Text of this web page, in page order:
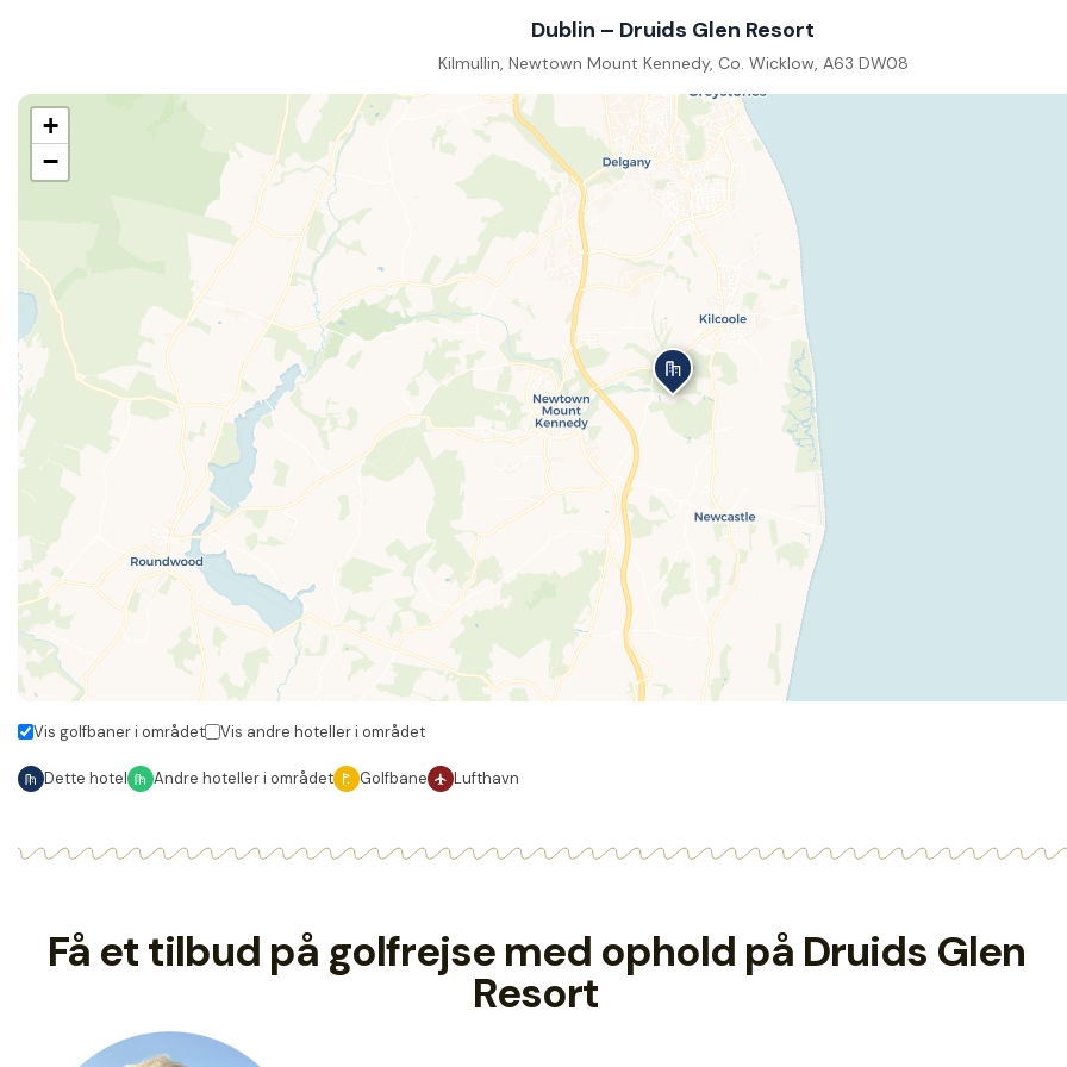
Dublin – Druids Glen Resort
Kilmullin, Newtown Mount Kennedy, Co. Wicklow, A63 DW08
+
−
Vis golfbaner i området Vis andre hoteller i området
Dette hotel Andre hoteller i området Golfbane Lufthavn
Få et tilbud på golfrejse med ophold på Druids Glen
Resort